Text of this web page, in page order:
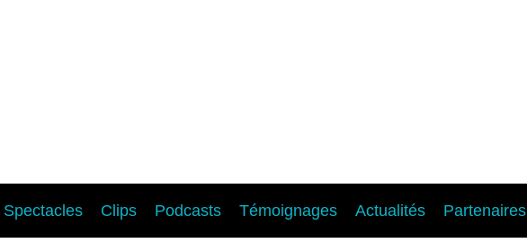
Spectacles Clips Podcasts Témoignages Actualités Partenaires